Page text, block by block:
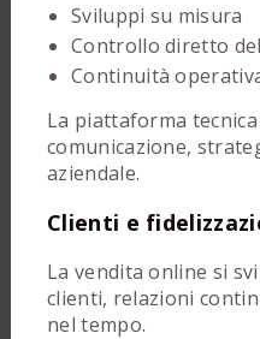
Sviluppi su misura
Controllo diretto
Continuità
La piattaforma
comunicazione,
aziendale.
Clienti e
La vendita online si
clienti, relazioni
nel tempo.